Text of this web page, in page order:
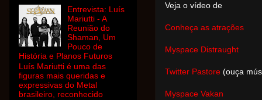
Veja o vídeo de
Conheça as atrações
Myspace Distraught
Twitter Pastore (ouça
Myspace Vakan
Entrevista: Luís
Mariutti - A
Reunião do
Shaman, Um
Pouco de
História e Planos Futuros
Luís Mariutti é uma das
figuras mais queridas e
expressivas do Metal
brasileiro, reconhecido